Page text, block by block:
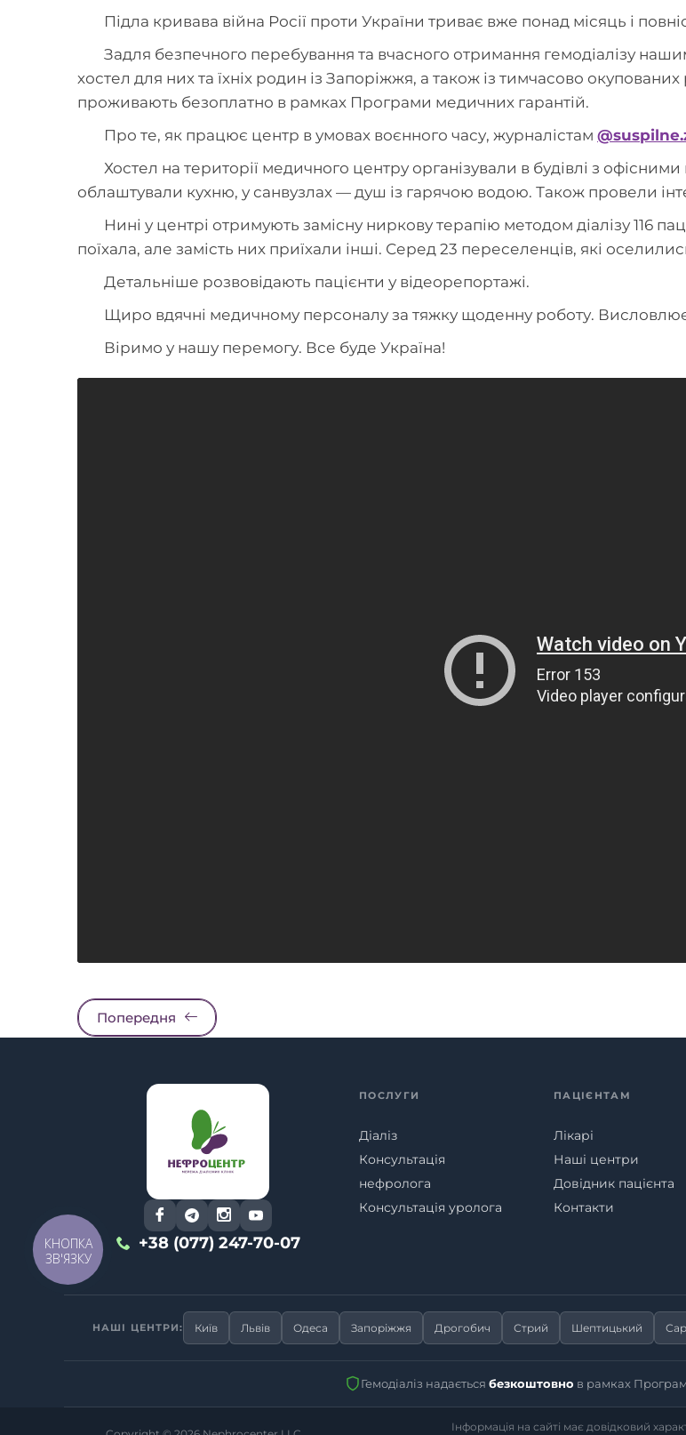
Підла кривава війна Росії проти України триває вже понад місяць і
Задля безпечного перебування та вчасного отримання гемодіалізу
хостел для них та їхніх родин із Запоріжжя, а також із тимчасово окупованих
проживають безоплатно в рамках Програми медичних гарантій.
Про те, як працює центр в умовах воєнного часу, журналістам
Хостел на території медичного центру організували в будівлі з
облаштували кухню, у санвузлах — душ із гарячою водою. Також провели
Нині у центрі отримують замісну ниркову терапію методом діалізу 116
поїхала, але замість них приїхали інші. Серед 23 переселенців, які
Детальніше розвовідають пацієнти у відеорепортажі.
Щиро вдячні медичному персоналу за тяжку щоденну роботу.
Віримо у нашу перемогу. Все буде Україна!
Попередня
+38 (077) 247-70-07
ПОСЛУГИ
Діаліз
Консультація
нефролога
Консультація уролога
ПАЦІЄНТАМ
Лікарі
Наші центри
Довідник пацієнта
Контакти
НАШІ ЦЕНТРИ: Київ Львів Одеса Запоріжжя Дрогобич Стрий Шептицький
Гемодіаліз надається безкоштовно в рамках
Інформація на сайті має довідковий
КНОПКА
ЗВ'ЯЗКУ